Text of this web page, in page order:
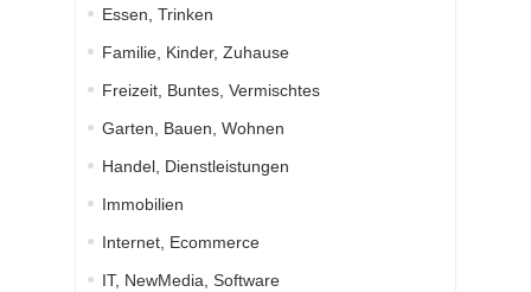
Essen, Trinken
Familie, Kinder, Zuhause
Freizeit, Buntes, Vermischtes
Garten, Bauen, Wohnen
Handel, Dienstleistungen
Immobilien
Internet, Ecommerce
IT, NewMedia, Software